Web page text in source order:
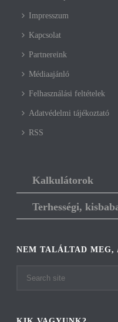
Impresszum
Kapcsolat
Partnereink
Médiaajánló
Felhasználási feltételek
Adatvédelmi tájékoztató
RSS
Kalkulátorok
Terhességi,
NEM TALÁLTAD MEG,